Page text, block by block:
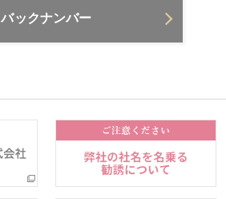
バックナンバー